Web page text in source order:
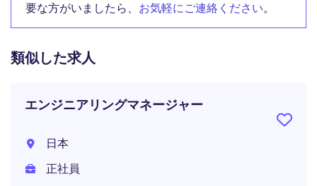
要な方がいましたら、 お気軽にご連絡ください。
類似した求人
エンジニアリングマネージャー
日本
正社員